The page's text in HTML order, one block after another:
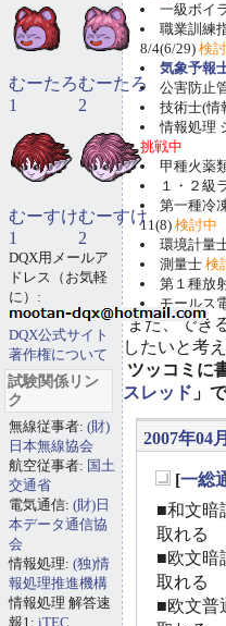
一級ボイ
職業訓練
8/4(6/29) 検
気象予報
公害防止
技術士(情
情報処理
挑戦中
甲種火薬
１・２級
第一種冷
11(8) 検討中
環境計量
測量士 検
第１種放
モールス
また、でき
したいと考
ツッコミに
スレッド 」
2007年04
[一総
■和文暗
取れる
■欧文暗
取れる
■欧文普
むーたろ
1
むーたろ
2
むーすけ
1
むーすけ
2
DQX用メールア
ドレス（お気軽
に）:
DQX公式サイト
著作権について
試験関係リン
ク
無線従事者: (財)
日本無線協会
航空従事者: 国土
交通省
電気通信: (財)日
本データ通信協
会
情報処理: (独)情
報処理推進機構
情報処理 解答速
報1: iTEC